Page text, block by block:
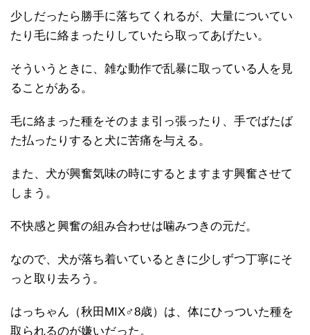
少しだったら勝手に落ちてくれるが、大量についてい
たり毛に絡まったりしていたら取ってあげたい。
そういうときに、雑な動作で乱暴に取っている人を見
ることがある。
毛に絡まった種をそのまま引っ張ったり、手でばたば
た払ったりすると犬に苦痛を与える。
また、犬が興奮気味の時にするとますます興奮させて
しまう。
不快感と興奮の組み合わせは噛みつきの元だ。
なので、犬が落ち着いているときに少しずつ丁寧にそ
っと取り去ろう。
はっちゃん（秋田MIX♂8歳）は、体にひっついた種を
取られるのが嫌いだった。